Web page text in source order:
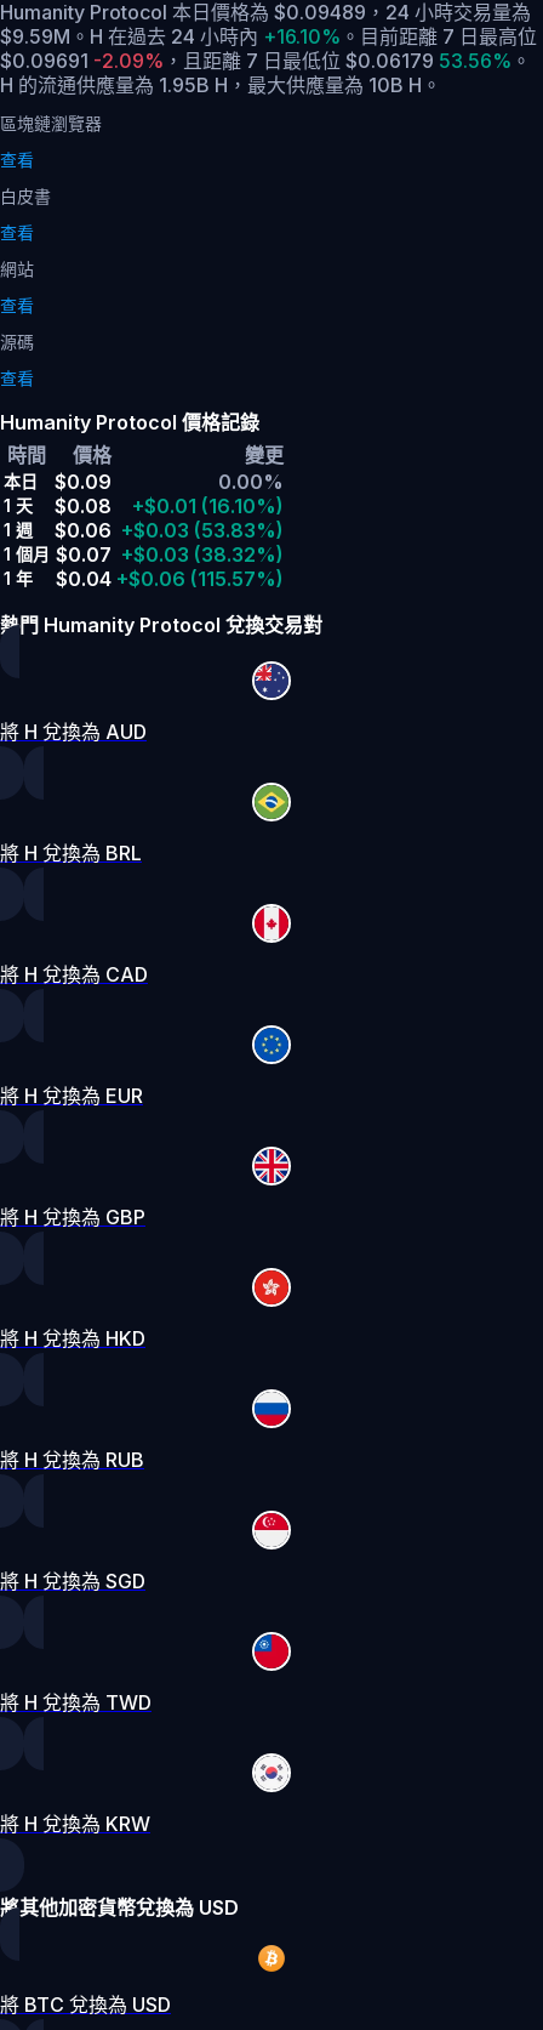
Humanity Protocol 本日價格為 $0.09489，24 小時交易量為
$9.59M。H 在過去 24 小時內 +16.10% 。 目前距離 7 日最高位
$0.09691 -2.09% ， 且距離 7 日最低位 $0.06179 53.56% 。
H 的流通供應量為 1.95B H，最大供應量為 10B H。
區塊鏈瀏覽器
查看
白皮書
查看
網站
查看
源碼
查看
Humanity Protocol 價格記錄
時間
價格 變更
本日 $0.09 0.00%
1 天 $0.08 +$0.01 (16.10%)
1 週 $0.06 +$0.03 (53.83%)
1 個月 $0.07 +$0.03 (38.32%)
1 年 $0.04 +$0.06 (115.57%)
熱門 Humanity Protocol 兌換交易對
將 H 兌換為 AUD
將 H 兌換為 BRL
將 H 兌換為 CAD
將 H 兌換為 EUR
將 H 兌換為 GBP
將 H 兌換為 HKD
將 H 兌換為 RUB
將 H 兌換為 SGD
將 H 兌換為 TWD
將 H 兌換為 KRW
將其他加密貨幣兌換為 USD
將 BTC 兌換為 USD